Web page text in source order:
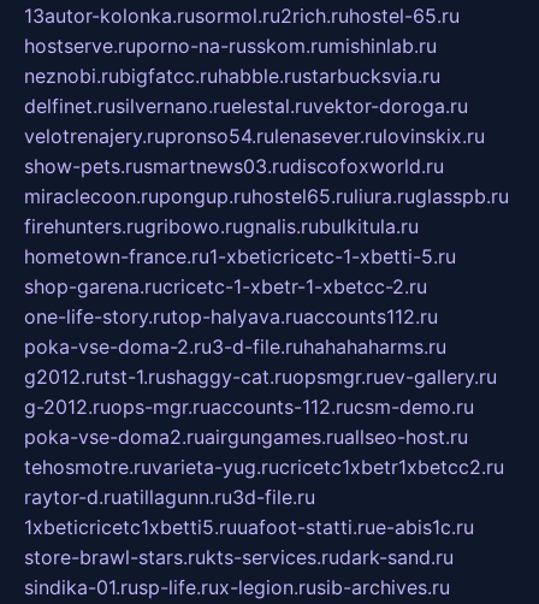
13autor-kolonka.rusormol.ru2rich.ruhostel-65.ru
hostserve.ruporno-na-russkom.rumishinlab.ru
neznobi.rubigfatcc.ruhabble.rustarbucksvia.ru
delfinet.rusilvernano.ruelestal.ruvektor-doroga.ru
velotrenajery.rupronso54.rulenasever.rulovinskix.ru
show-pets.rusmartnews03.rudiscofoxworld.ru
miraclecoon.rupongup.ruhostel65.ruliura.ruglasspb.ru
firehunters.rugribowo.rugnalis.rubulkitula.ru
hometown-france.ru1-xbeticricetc-1-xbetti-5.ru
shop-garena.rucricetc-1-xbetr-1-xbetcc-2.ru
one-life-story.rutop-halyava.ruaccounts112.ru
poka-vse-doma-2.ru3-d-file.ruhahahaharms.ru
g2012.rutst-1.rushaggy-cat.ruopsmgr.ruev-gallery.ru
g-2012.ruops-mgr.ruaccounts-112.rucsm-demo.ru
poka-vse-doma2.ruairgungames.ruallseo-host.ru
tehosmotre.ruvarieta-yug.rucricetc1xbetr1xbetcc2.ru
raytor-d.ruatillagunn.ru3d-file.ru
1xbeticricetc1xbetti5.ruuafoot-statti.rue-abis1c.ru
store-brawl-stars.rukts-services.rudark-sand.ru
sindika-01.rusp-life.rux-legion.rusib-archives.ru